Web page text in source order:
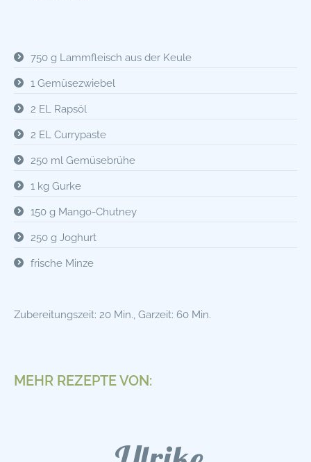
750 g Lammfleisch aus der Keule
1 Gemüsezwiebel
2 EL Rapsöl
2 EL Currypaste
250 ml Gemüsebrühe
1 kg Gurke
150 g Mango-Chutney
250 g Joghurt
frische Minze
Zubereitungszeit: 20 Min., Garzeit: 60 Min.
MEHR REZEPTE VON: